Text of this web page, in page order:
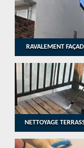
RAVALEMENT
NETTOYAGE